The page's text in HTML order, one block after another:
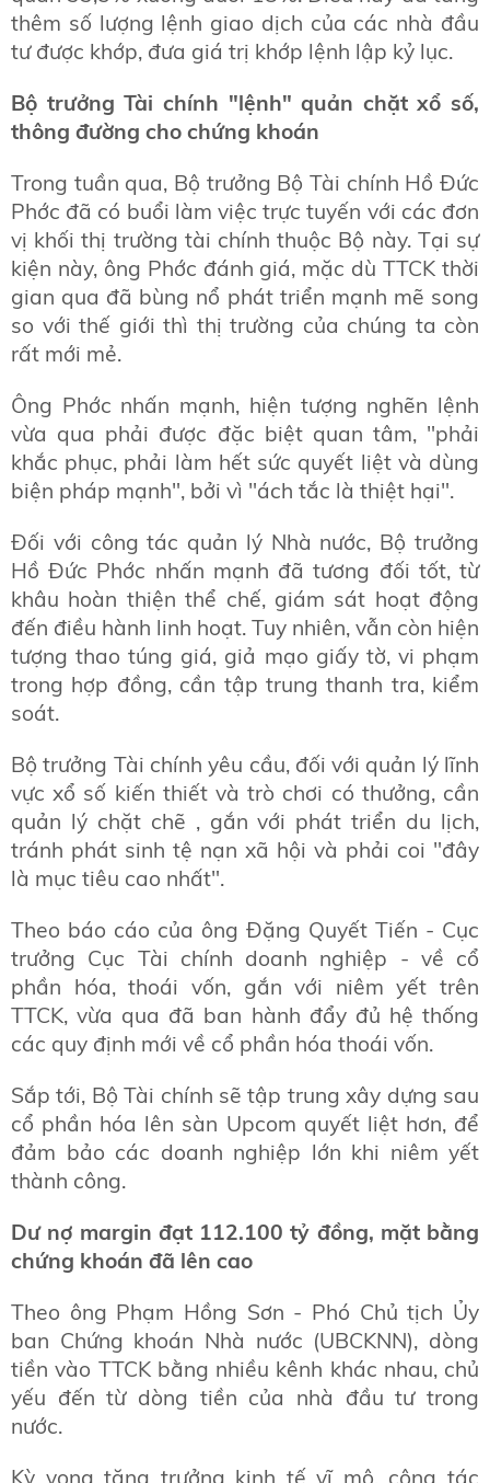
thêm số lượng lệnh giao dịch của các nhà đầu
tư được khớp, đưa giá trị khớp lệnh lập kỷ lục.
Bộ trưởng Tài chính "lệnh" quản chặt xổ số,
thông đường cho chứng khoán
Trong tuần qua, Bộ trưởng Bộ Tài chính Hồ Đức
Phớc đã có buổi làm việc trực tuyến với các đơn
vị khối thị trường tài chính thuộc Bộ này. Tại sự
kiện này, ông Phớc đánh giá, mặc dù TTCK thời
gian qua đã bùng nổ phát triển mạnh mẽ song
so với thế giới thì thị trường của chúng ta còn
rất mới mẻ.
Ông Phớc nhấn mạnh, hiện tượng nghẽn lệnh
vừa qua phải được đặc biệt quan tâm, "phải
khắc phục, phải làm hết sức quyết liệt và dùng
biện pháp mạnh", bởi vì "ách tắc là thiệt hại".
Đối với công tác quản lý Nhà nước, Bộ trưởng
Hồ Đức Phớc nhấn mạnh đã tương đối tốt, từ
khâu hoàn thiện thể chế, giám sát hoạt động
đến điều hành linh hoạt. Tuy nhiên, vẫn còn hiện
tượng thao túng giá, giả mạo giấy tờ, vi phạm
trong hợp đồng, cần tập trung thanh tra, kiểm
soát.
Bộ trưởng Tài chính yêu cầu, đối với quản lý lĩnh
vực xổ số kiến thiết và trò chơi có thưởng, cần
quản lý chặt chẽ , gắn với phát triển du lịch,
tránh phát sinh tệ nạn xã hội và phải coi "đây
là mục tiêu cao nhất".
Theo báo cáo của ông Đặng Quyết Tiến - Cục
trưởng Cục Tài chính doanh nghiệp - về cổ
phần hóa, thoái vốn, gắn với niêm yết trên
TTCK, vừa qua đã ban hành đẩy đủ hệ thống
các quy định mới về cổ phần hóa thoái vốn.
Sắp tới, Bộ Tài chính sẽ tập trung xây dựng sau
cổ phần hóa lên sàn Upcom quyết liệt hơn, để
đảm bảo các doanh nghiệp lớn khi niêm yết
thành công.
Dư nợ margin đạt 112.100 tỷ đồng, mặt bằng
chứng khoán đã lên cao
Theo ông Phạm Hồng Sơn - Phó Chủ tịch Ủy
ban Chứng khoán Nhà nước (UBCKNN), dòng
tiền vào TTCK bằng nhiều kênh khác nhau, chủ
yếu đến từ dòng tiền của nhà đầu tư trong
nước.
Kỳ vọng tăng trưởng kinh tế vĩ mô, công tác